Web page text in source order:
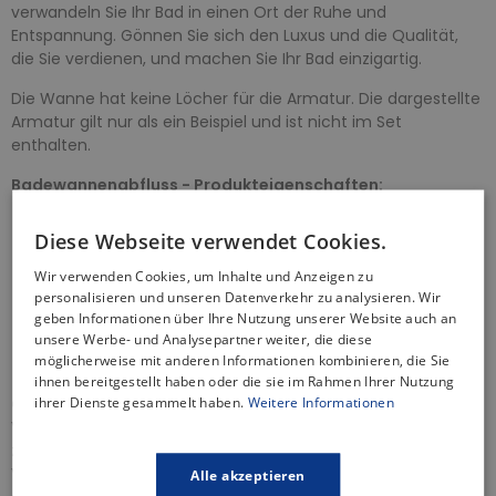
verwandeln Sie Ihr Bad in einen Ort der Ruhe und
Entspannung. Gönnen Sie sich den Luxus und die Qualität,
die Sie verdienen, und machen Sie Ihr Bad einzigartig.
Die Wanne hat keine Löcher für die Armatur. Die dargestellte
Armatur gilt nur als ein Beispiel und ist nicht im Set
enthalten.
Badewannenabfluss - Produkteigenschaften:
Steuerknopf - aus Metall, verchromt
Hoher Wasserdurchfluss 52 L / min
Widerstand des Siphons gegen den Druck von -588Pa
Er besitzt eine Wärmezertifikat von 95 Grad Celsius
Ablaufsieb aus Edelstahl
2 Jahre Garantie
Optional: Acrylschürze - dank der speziellen Konstruktion,
Verwendung von Materialien von der Spitzenqualität und
zusätzlicher Verstärkung mit einem Netz können die
Verkleidungen aus Acryl ganz einfach an jede Badewanne
Diese Webseite verwendet Cookies.
Wir verwenden Cookies, um Inhalte und Anzeigen zu
personalisieren und unseren Datenverkehr zu analysieren. Wir
geben Informationen über Ihre Nutzung unserer Website auch an
unsere Werbe- und Analysepartner weiter, die diese
möglicherweise mit anderen Informationen kombinieren, die Sie
ihnen bereitgestellt haben oder die sie im Rahmen Ihrer Nutzung
ihrer Dienste gesammelt haben. Weitere Informationen
Alle akzeptieren